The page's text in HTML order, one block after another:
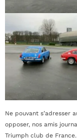
Ne pouvant s’adresser
opposer, nos amis
Triumph club de France.